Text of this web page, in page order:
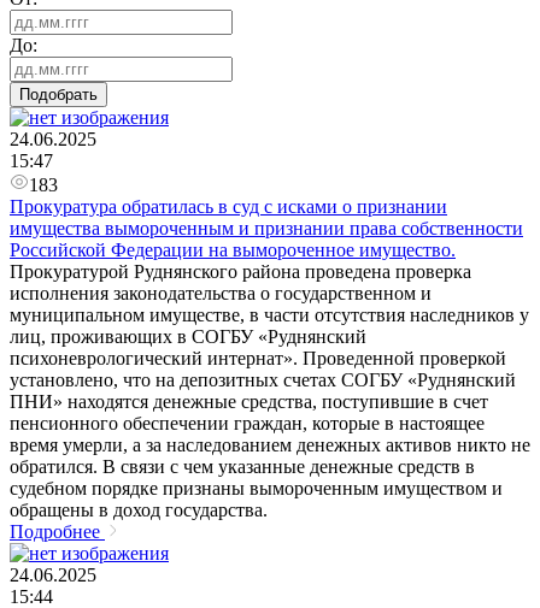
До:
Подобрать
24.06.2025
15:47
183
Прокуратура обратилась в суд с исками о признании
имущества вымороченным и признании права собственности
Российской Федерации на вымороченное имущество.
Прокуратурой Руднянского района проведена проверка
исполнения законодательства о государственном и
муниципальном имуществе, в части отсутствия наследников у
лиц, проживающих в СОГБУ «Руднянский
психоневрологический интернат». Проведенной проверкой
установлено, что на депозитных счетах СОГБУ «Руднянский
ПНИ» находятся денежные средства, поступившие в счет
пенсионного обеспечении граждан, которые в настоящее
время умерли, а за наследованием денежных активов никто не
обратился. В связи с чем указанные денежные средств в
судебном порядке признаны вымороченным имуществом и
обращены в доход государства.
Подробнее
24.06.2025
15:44